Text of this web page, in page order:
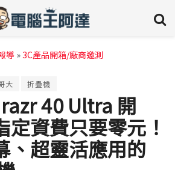
導 »3C產品開箱/廠商邀測
大 折疊機
40 Ultra 開
定資費只要零元！
、超靈活應用的